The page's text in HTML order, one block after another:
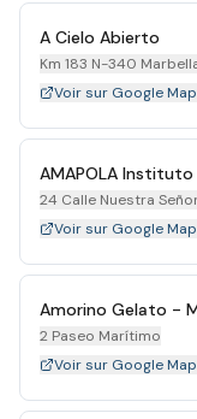
A Cielo Abierto
Km 183 N-340
Voir sur Google
AMAPOLA Instituto
24 Calle Nuestra
Voir sur Google
Amorino Gelato -
2 Paseo Marítimo
Voir sur Google